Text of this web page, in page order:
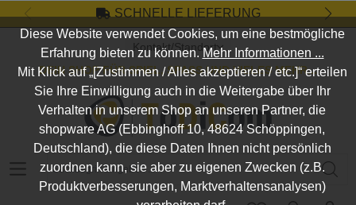
Zum Hauptinhalt springenSCHNELLE LIEFERUNG
Kontakt/Standort
DEIN SHOP FÜR SPIEL, SPASS UND VIELES MEHR...
Suchbegriff eingeben ...
Diese Website verwendet Cookies, um eine bestmögliche
Erfahrung bieten zu können.Mehr Informationen ...
Mit Klick auf „[Zustimmen / Alles akzeptieren / etc.]“ erteilen
Sie Ihre Einwilligung auch in die Weitergabe über Ihr
Verhalten in unserem Shop an unseren Partner, die
shopware AG (Ebbinghoff 10, 48624 Schöppingen,
Deutschland), die diese Daten Ihnen nicht persönlich
zuordnen kann, sie aber zu eigenen Zwecken (z.B.
Produktverbesserungen, Marktverhaltensanalysen)